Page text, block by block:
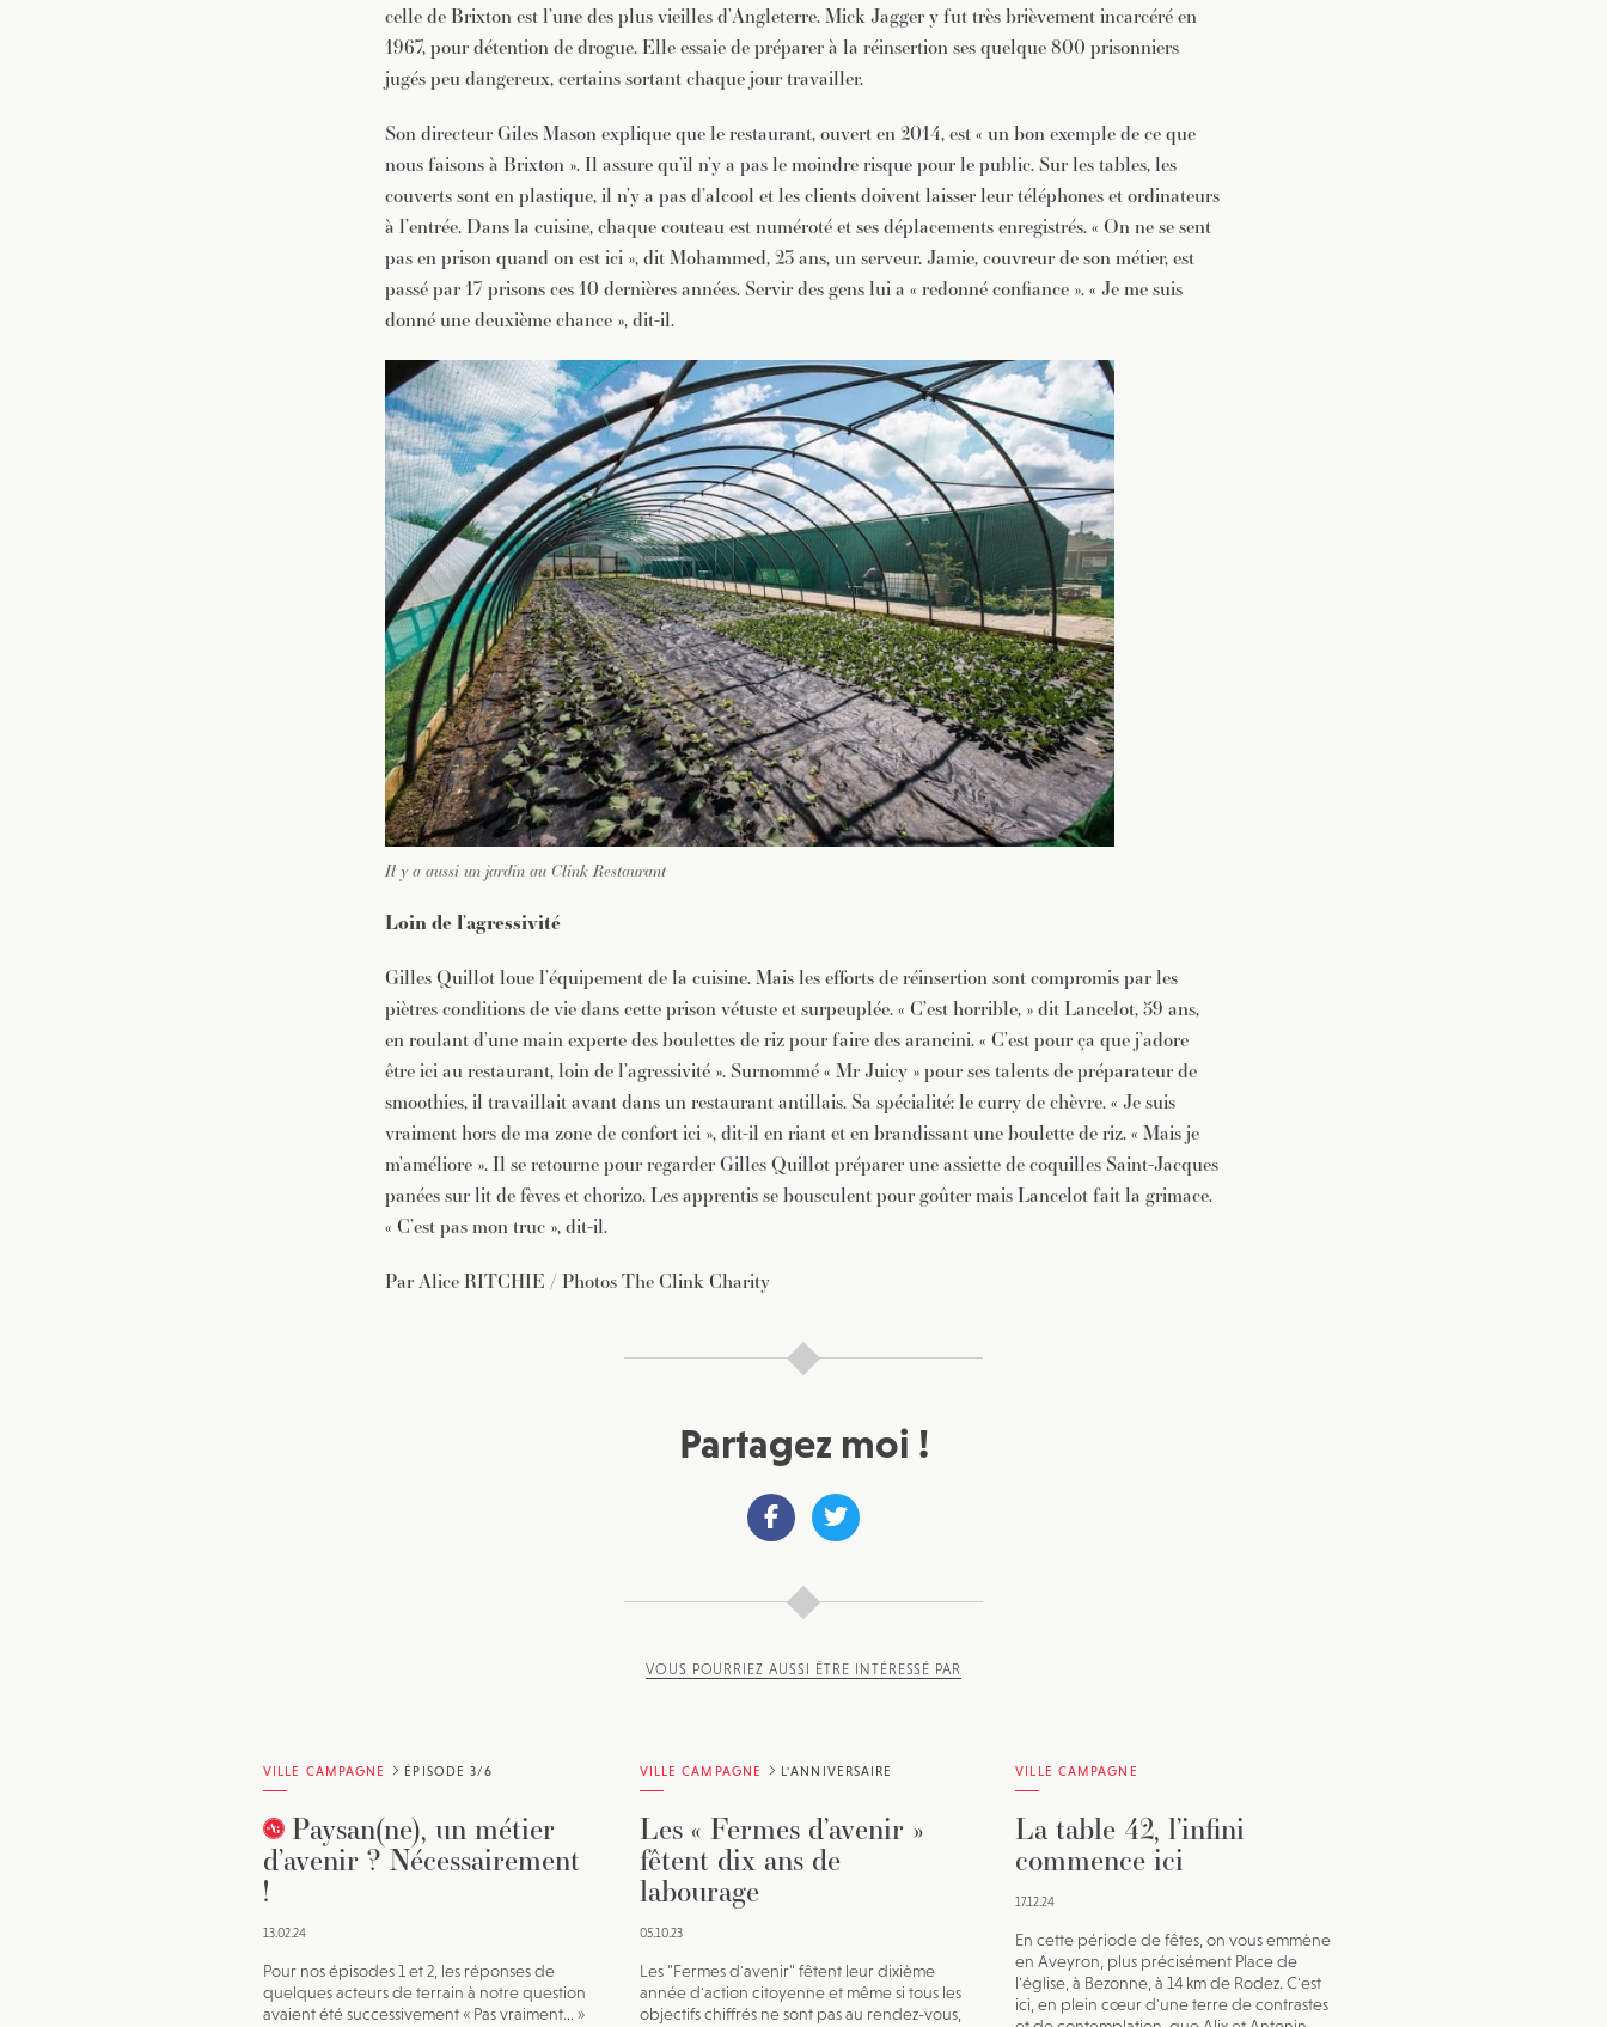
celle de Brixton est l’une des plus vieilles d’Angleterre. Mick Jagger y fut très brièvement incarcéré en
1967, pour détention de drogue. Elle essaie de préparer à la réinsertion ses quelque 800 prisonniers
jugés peu dangereux, certains sortant chaque jour travailler.
Son directeur Giles Mason explique que le restaurant, ouvert en 2014, est « un bon exemple de ce que
nous faisons à Brixton ». Il assure qu’il n’y a pas le moindre risque pour le public. Sur les tables, les
couverts sont en plastique, il n’y a pas d’alcool et les clients doivent laisser leur téléphones et ordinateurs
à l’entrée. Dans la cuisine, chaque couteau est numéroté et ses déplacements enregistrés. « On ne se sent
pas en prison quand on est ici », dit Mohammed, 23 ans, un serveur. Jamie, couvreur de son métier, est
passé par 17 prisons ces 10 dernières années. Servir des gens lui a « redonné confiance ». « Je me suis
donné une deuxième chance », dit-il.
Il y a aussi un jardin au Clink Restaurant
Loin de l’agressivité
Gilles Quillot loue l’équipement de la cuisine. Mais les efforts de réinsertion sont compromis par les
piètres conditions de vie dans cette prison vétuste et surpeuplée. « C’est horrible, » dit Lancelot, 59 ans,
en roulant d’une main experte des boulettes de riz pour faire des arancini. « C’est pour ça que j’adore
être ici au restaurant, loin de l’agressivité ». Surnommé « Mr Juicy » pour ses talents de préparateur de
smoothies, il travaillait avant dans un restaurant antillais. Sa spécialité: le curry de chèvre. « Je suis
vraiment hors de ma zone de confort ici », dit-il en riant et en brandissant une boulette de riz. « Mais je
m’améliore ». Il se retourne pour regarder Gilles Quillot préparer une assiette de coquilles Saint-Jacques
panées sur lit de fèves et chorizo. Les apprentis se bousculent pour goûter mais Lancelot fait la grimace.
« C’est pas mon truc », dit-il.
Par Alice RITCHIE / Photos The Clink Charity
Partagez moi !
VOUS POURRIEZ AUSSI ÊTRE INTÉRESSÉ PAR
VILLE CAMPAGNE ÉPISODE 3/6
Paysan(ne), un métier
d’avenir ? Nécessairement
!
13.02.24
Pour nos épisodes 1 et 2, les réponses de
quelques acteurs de terrain à notre question
avaient été successivement « Pas vraiment… »
VILLE CAMPAGNE L'ANNIVERSAIRE
Les « Fermes d’avenir »
fêtent dix ans de
labourage
05.10.23
Les "Fermes d'avenir" fêtent leur dixième
année d'action citoyenne et même si tous les
objectifs chiffrés ne sont pas au rendez-vous,
VILLE CAMPAGNE
La table 42, l’infini
commence ici
17.12.24
En cette période de fêtes, on vous emmène
en Aveyron, plus précisément Place de
l'église, à Bezonne, à 14 km de Rodez. C'est
ici, en plein cœur d'une terre de contrastes